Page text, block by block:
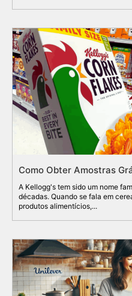
Como Obter Amostras
A Kellogg's tem sido um nome
décadas. Quando se fala em
produtos alimentícios,...